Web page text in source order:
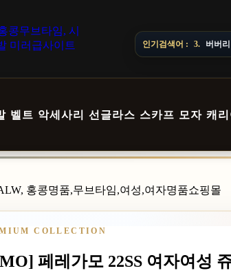
르게 적용됩니다. ｜ DELIVERY NOTICE ·
인기검색어 :
스톤아
벨트 악세사리 선글라스 스카프 모자 캐리
홍콩명품,무브타임,여성,여자명품쇼핑몰
COLLECTION
페레가모 22SS 여자여성